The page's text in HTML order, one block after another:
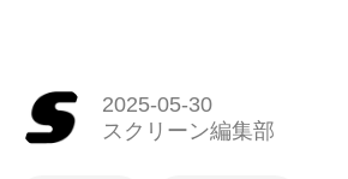
2025-05-30
スクリーン編集部